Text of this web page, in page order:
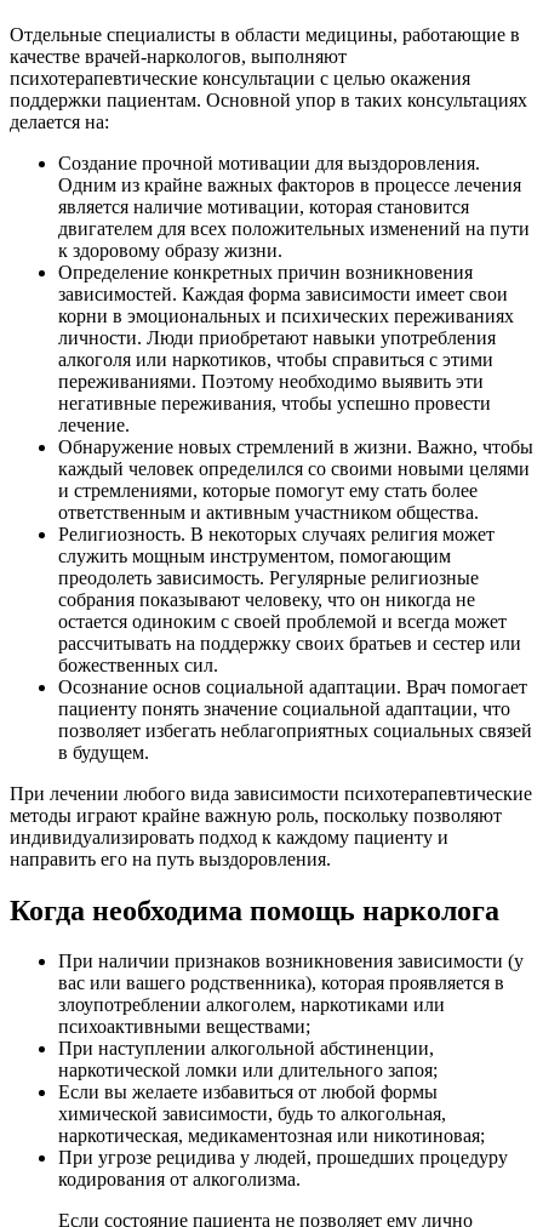
Отдельные специалисты в области медицины, работающие в
качестве врачей-наркологов, выполняют
психотерапевтические консультации с целью окажения
поддержки пациентам. Основной упор в таких консультациях
делается на:
Создание прочной мотивации для выздоровления.
Одним из крайне важных факторов в процессе лечения
является наличие мотивации, которая становится
двигателем для всех положительных изменений на пути
к здоровому образу жизни.
Определение конкретных причин возникновения
зависимостей. Каждая форма зависимости имеет свои
корни в эмоциональных и психических переживаниях
личности. Люди приобретают навыки употребления
алкоголя или наркотиков, чтобы справиться с этими
переживаниями. Поэтому необходимо выявить эти
негативные переживания, чтобы успешно провести
лечение.
Обнаружение новых стремлений в жизни. Важно, чтобы
каждый человек определился со своими новыми целями
и стремлениями, которые помогут ему стать более
ответственным и активным участником общества.
Религиозность. В некоторых случаях религия может
служить мощным инструментом, помогающим
преодолеть зависимость. Регулярные религиозные
собрания показывают человеку, что он никогда не
остается одиноким с своей проблемой и всегда может
рассчитывать на поддержку своих братьев и сестер или
божественных сил.
Осознание основ социальной адаптации. Врач помогает
пациенту понять значение социальной адаптации, что
позволяет избегать неблагоприятных социальных связей
в будущем.
При лечении любого вида зависимости психотерапевтические
методы играют крайне важную роль, поскольку позволяют
индивидуализировать подход к каждому пациенту и
направить его на путь выздоровления.
Когда необходима помощь нарколога
При наличии признаков возникновения зависимости (у
вас или вашего родственника), которая проявляется в
злоупотреблении алкоголем, наркотиками или
психоактивными веществами;
При наступлении алкогольной абстиненции,
наркотической ломки или длительного запоя;
Если вы желаете избавиться от любой формы
химической зависимости, будь то алкогольная,
наркотическая, медикаментозная или никотиновая;
При угрозе рецидива у людей, прошедших процедуру
кодирования от алкоголизма.
Если состояние пациента не позволяет ему лично